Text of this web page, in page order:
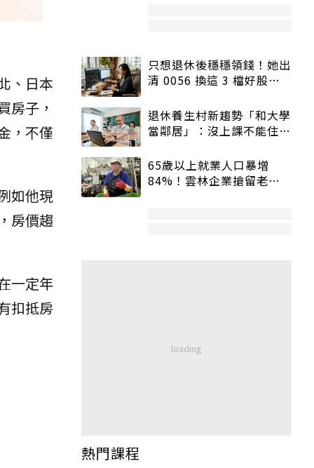
、日本
房子，
，不僅
如他現
房價趨
一定年
扣抵房
只想退休後穩穩領錢！她出
清 0056 換這 3 檔好股：
退休養生村新趨勢「和大學
當鄰居」：沒上課不能住、
65歲以上就業人口暴增
84%！雲林企業搶留老員
熱門課程